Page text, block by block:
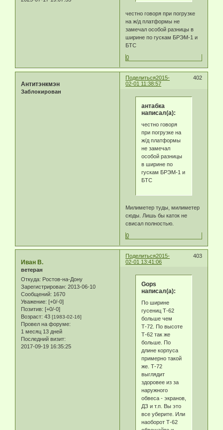
честно говоря при погрузке
на ж/д платформы не
замечал особой разницы в
ширине по гускам БРЭМ-1 и
БТС
0
Поделиться 402
2015-
02-01 11:38:57
Антитэнкмэн
Заблокирован
антабка
написал(а):
честно говоря
при погрузке на
ж/д платформы
не замечал
особой разницы
в ширине по
гускам БРЭМ-1 и
БТС
Милиметер туды, милиметер
сюды. Лишь бы каток не
свисал полностью.
0
Поделиться 403
2015-
02-01 13:41:06
Иван В.
ветеран
Откуда: Ростов-на-Дону
Зарегистрирован: 2013-06-10
Сообщений: 1670
Уважение: [+0/-0]
Позитив: [+0/-0]
Возраст: 43 [1983-02-16]
Провел на форуме:
1 месяц 13 дней
Последний визит:
2017-09-19 16:35:25
Gops
написал(а):
По ширине
гусениц Т-62
больше чем
Т-72. По высоте
Т-62 так же
больше. По
длине корпуса
примерно такой
же. Т-72
выглядит
здоровее из за
наружного
обвеса - экранов,
ДЗ и т.п. Вы это
все уберите. Или
наоборот Т-62